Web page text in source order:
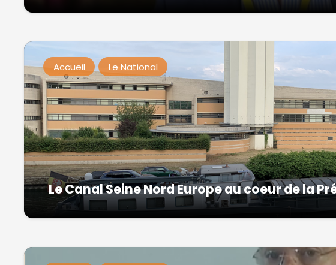
Accueil Le National
Le Canal Seine Nord Europe au coeur de la